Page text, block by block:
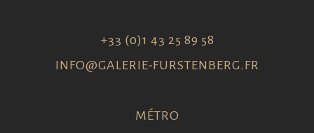
+33 (0)1 43 25 89 58
INFO@GALERIE-FURSTENBERG.FR
MÉTRO